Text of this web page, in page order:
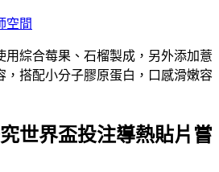
空間
用綜合莓果、石榴製成，另外添加薏
，搭配小分子膠原蛋白，口感滑嫩容
世界盃投注導熱貼片嘗